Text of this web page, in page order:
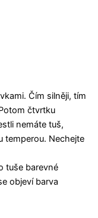
Čím silněji, tím
čtvrtku
nemáte tuš,
temperou. Nechejte
tuše barevné
objeví barva